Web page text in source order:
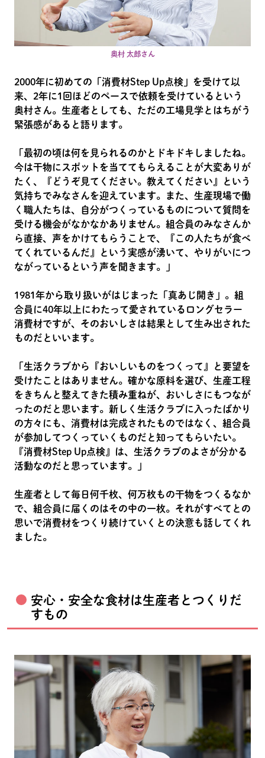
奥村 太郎さん
2000年に初めての「消費材Step Up点検」を受けて以
来、2年に1回ほどのペースで依頼を受けているという
奥村さん。生産者としても、ただの工場見学とはちがう
緊張感があると語ります。
「最初の頃は何を見られるのかとドキドキしましたね。
今は干物にスポットを当ててもらえることが大変ありが
たく、『どうぞ見てください。教えてください』という
気持ちでみなさんを迎えています。また、生産現場で働
く職人たちは、自分がつくっているものについて質問を
受ける機会がなかなかありません。組合員のみなさんか
ら直接、声をかけてもらうことで、『この人たちが食べ
てくれているんだ』という実感が湧いて、やりがいにつ
ながっているという声を聞きます。」
1981年から取り扱いがはじまった「真あじ開き」。組
合員に40年以上にわたって愛されているロングセラー
消費材ですが、そのおいしさは結果として生み出された
ものだといいます。
「生活クラブから『おいしいものをつくって』と要望を
受けたことはありません。確かな原料を選び、生産工程
をきちんと整えてきた積み重ねが、おいしさにもつなが
ったのだと思います。新しく生活クラブに入ったばかり
の方々にも、消費材は完成されたものではなく、組合員
が参加してつくっていくものだと知ってもらいたい。
『消費材Step Up点検』は、生活クラブのよさが分かる
活動なのだと思っています。」
生産者として毎日何千枚、何万枚もの干物をつくるなか
で、組合員に届くのはその中の一枚。それがすべてとの
思いで消費材をつくり続けていくとの決意も話してくれ
ました。
安心・安全な食材は生産者とつくりだ
すもの